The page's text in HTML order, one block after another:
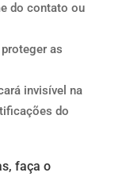
do contato ou
as
invisível na
do
faça o